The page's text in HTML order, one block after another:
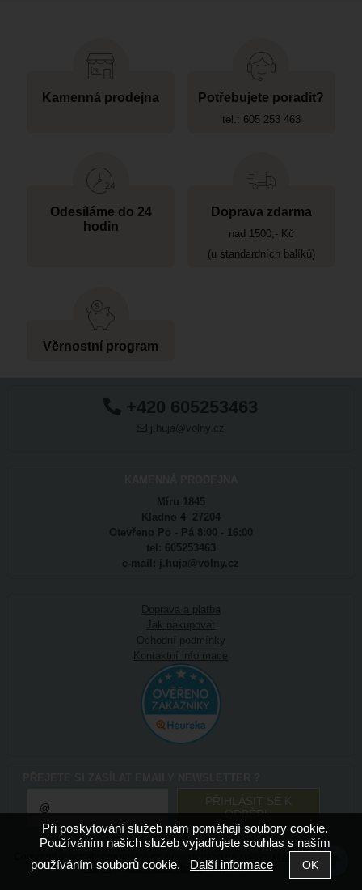
Kamenná prodejna Potřebujete poradit?
tel.: 605 253 463
Odesíláme do 24
hodin
Doprava zdarma
nad 1500,- Kč
(u standardních balíků)
Věrnostní program
+420 605253463
j.huja@volny.cz
Míru 1845
Kladno 4 27204
Otevřeno Po - Pá 8:00 - 16:00
tel: 605253463
e-mail: j.huja@volny.cz
Doprava a platba
Jak nakupovat
Ochodní podmínky
Kontaktní informace
potrebyproumelce.cz
shopuapronájem e-shopuShop5.cz
Při poskytování služeb nám pomáhají soubory cookie.
Používáním našich služeb vyjadřujete souhlas s naším
používáním souborů cookie. Další informace